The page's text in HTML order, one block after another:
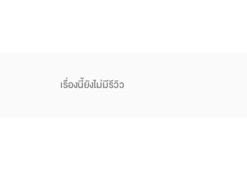
เรื่องนี้ยังไม่มีรีวิว